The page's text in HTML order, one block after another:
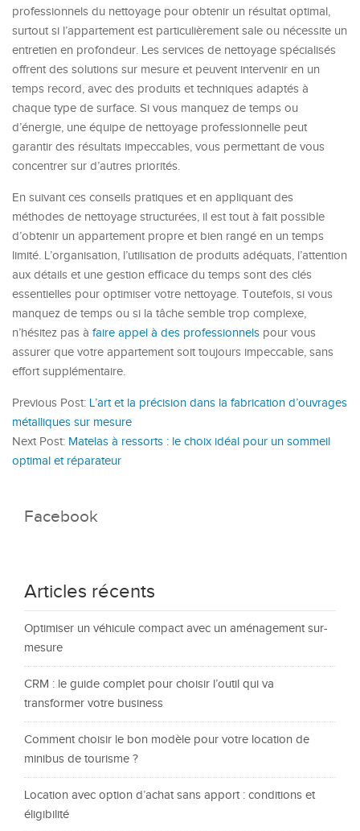
professionnels du nettoyage pour obtenir un résultat optimal,
surtout si l’appartement est particulièrement sale ou nécessite un
entretien en profondeur. Les services de nettoyage spécialisés
offrent des solutions sur mesure et peuvent intervenir en un
temps record, avec des produits et techniques adaptés à
chaque type de surface. Si vous manquez de temps ou
d’énergie, une équipe de nettoyage professionnelle peut
garantir des résultats impeccables, vous permettant de vous
concentrer sur d’autres priorités.
En suivant ces conseils pratiques et en appliquant des
méthodes de nettoyage structurées, il est tout à fait possible
d’obtenir un appartement propre et bien rangé en un temps
limité. L’organisation, l’utilisation de produits adéquats, l’attention
aux détails et une gestion efficace du temps sont des clés
essentielles pour optimiser votre nettoyage. Toutefois, si vous
manquez de temps ou si la tâche semble trop complexe,
n’hésitez pas à faire appel à des professionnels pour vous
assurer que votre appartement soit toujours impeccable, sans
effort supplémentaire.
Previous Post: L’art et la précision dans la fabrication d’ouvrages
métalliques sur mesure
Next Post: Matelas à ressorts : le choix idéal pour un sommeil
optimal et réparateur
Facebook
Articles récents
Optimiser un véhicule compact avec un aménagement sur-
mesure
CRM : le guide complet pour choisir l’outil qui va
transformer votre business
Comment choisir le bon modèle pour votre location de
minibus de tourisme ?
Location avec option d’achat sans apport : conditions et
éligibilité